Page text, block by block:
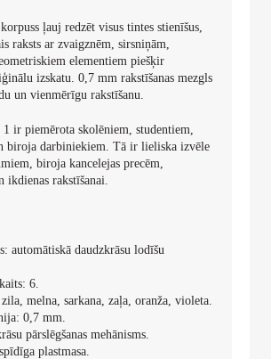
ļauj redzēt visus tintes stienīšus,
raksts ar zvaigznēm, sirsniņām,
elementiem piešķir
izskatu. 0,7 mm rakstīšanas mezgls
un vienmērīgu rakstīšanu.
1 ir piemērota skolēniem, studentiem,
biroja darbiniekiem. Tā ir lieliska izvēle
biroja kancelejas precēm,
ikdienas rakstīšanai.
automātiskā daudzkrāsu lodīšu
6.
melna, sarkana, zaļa, oranža, violeta.
0,7 mm.
pārslēgšanas mehānisms.
plastmasa.